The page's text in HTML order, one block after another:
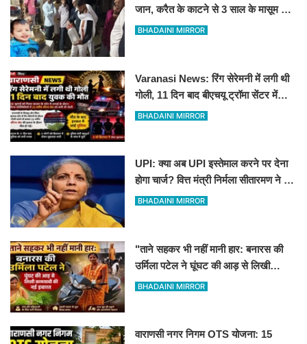
जान, करैत के काटने से 3 साल के मासूम की
मौत
BHADAINI MIRROR
Varanasi News: रिंग सेरेमनी में लगी थी
गोली, 11 दिन बाद बीएचयू ट्रॉमा सेंटर में
युवक की मौत
BHADAINI MIRROR
UPI: क्या अब UPI इस्तेमाल करने पर देना
होगा चार्ज? वित्त मंत्री निर्मला सीतारमण ने दी
सफाई
BHADAINI MIRROR
"ताने सहकर भी नहीं मानी हार: बनारस की
उर्मिला पटेल ने घूंघट की आड़ से लिखी
कामयाबी की नई इबारत"
BHADAINI MIRROR
वाराणसी नगर निगम OTS योजना: 15